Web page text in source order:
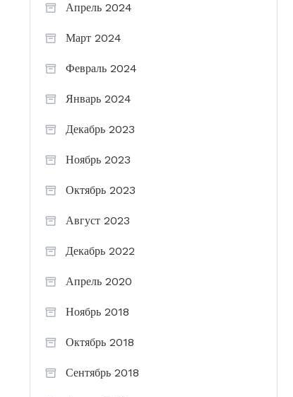
Апрель 2024
Март 2024
Февраль 2024
Январь 2024
Декабрь 2023
Ноябрь 2023
Октябрь 2023
Август 2023
Декабрь 2022
Апрель 2020
Ноябрь 2018
Октябрь 2018
Сентябрь 2018